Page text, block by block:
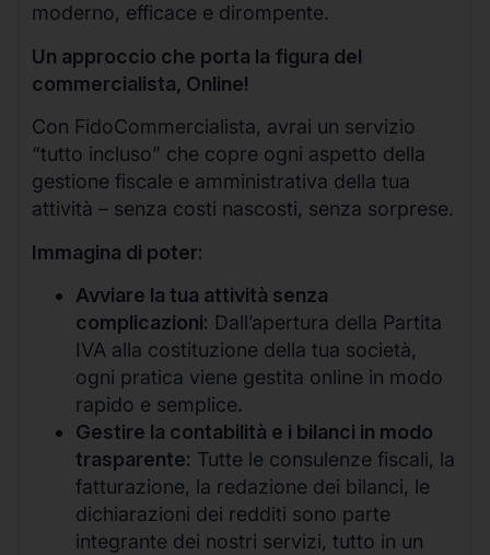
moderno, efficace e dirompente.
Un approccio che porta la figura del
commercialista, Online!
Con FidoCommercialista, avrai un servizio
“tutto incluso” che copre ogni aspetto della
gestione fiscale e amministrativa della tua
attività – senza costi nascosti, senza sorprese.
Immagina di poter:
Avviare la tua attività senza
complicazioni: Dall’apertura della Partita
IVA alla costituzione della tua società,
ogni pratica viene gestita online in modo
rapido e semplice.
Gestire la contabilità e i bilanci in modo
trasparente: Tutte le consulenze fiscali, la
fatturazione, la redazione dei bilanci, le
dichiarazioni dei redditi sono parte
integrante dei nostri servizi, tutto in un